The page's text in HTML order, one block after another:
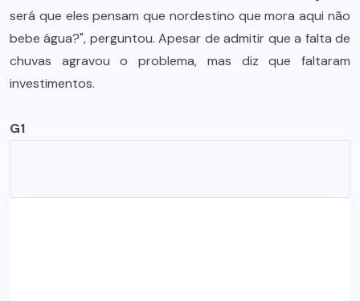
será que eles pensam que nordestino que mora aqui não
bebe água?", perguntou. Apesar de admitir que a falta de
chuvas agravou o problema, mas diz que faltaram
investimentos.
G1